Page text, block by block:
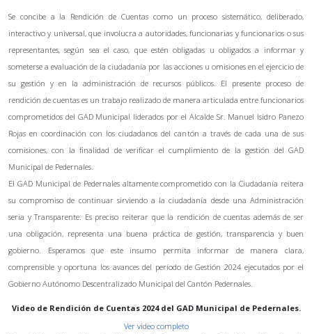
Se concibe a la Rendición de Cuentas como un proceso sistemático, deliberado,
interactivo y universal, que involucra a autoridades, funcionarias y funcionarios o sus
representantes, según sea el caso, que estén obligadas u obligados a informar y
someterse a evaluación de la ciudadanía por las acciones u omisiones en el ejercicio de
su gestión y en la administración de recursos públicos. El presente proceso de
rendición de cuentas es un trabajo realizado de manera articulada entre funcionarios
comprometidos del GAD Municipal liderados por el Alcalde Sr. Manuel Isidro Panezo
Rojas en coordinación con los ciudadanos del cantón a través de cada una de sus
comisiones, con la finalidad de verificar el cumplimiento de la gestión del GAD
Municipal de Pedernales.
El GAD Municipal de Pedernales altamente comprometido con la Ciudadanía reitera
su compromiso de continuar sirviendo a la ciudadanía desde una Administración
seria y Transparente. Es preciso reiterar que la rendición de cuentas además de ser
una obligación, representa una buena práctica de gestión, transparencia y buen
gobierno. Esperamos que este insumo permita informar de manera clara,
comprensible y oportuna los avances del período de Gestión 2024 ejecutados por el
Gobierno Autónomo Descentralizado Municipal del Cantón Pedernales.
Video de Rendición de Cuentas 2024 del GAD Municipal de Pedernales.
Ver video completo